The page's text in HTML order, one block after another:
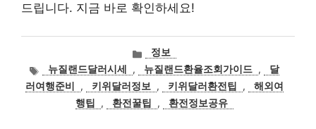
드립니다. 지금 바로 확인하세요!
카
테
고
리
정보
태
그
뉴질랜드달러시세 , 뉴질랜드환율조회가이드 ,
달
러여행준비
, 키위달러정보 , 키위달러환전팁 ,
해외여
행팁
, 환전꿀팁 , 환전정보공유